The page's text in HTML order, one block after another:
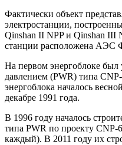
Фактически объект
электростанции,
Qinshan II NPP и Qinshan III
станции расположена АЭС
На первом энергоблоке был
давлением (PWR) типа
энергоблока началось
декабре 1991 года.
В 1996 году началось
типа PWR по проекту
каждый). В 2011 году их